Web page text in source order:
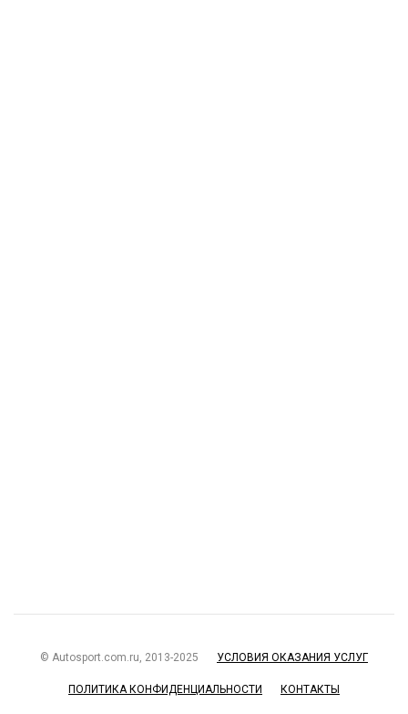
© Autosport.com.ru, 2013-2025 УСЛОВИЯ ОКАЗАНИЯ УСЛУГ
ПОЛИТИКА КОНФИДЕНЦИАЛЬНОСТИ КОНТАКТЫ